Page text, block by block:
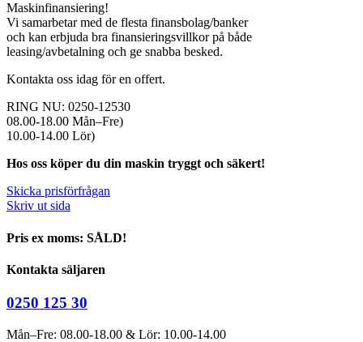
Maskinfinansiering!
Vi samarbetar med de flesta finansbolag/banker
och kan erbjuda bra finansieringsvillkor på både
leasing/avbetalning och ge snabba besked.
Kontakta oss idag för en offert.
RING NU: 0250-12530
08.00-18.00 Mån–Fre)
10.00-14.00 Lör)
Hos oss köper du din maskin tryggt och säkert!
Skicka prisförfrågan
Skriv ut sida
Pris ex moms: SÅLD!
Kontakta säljaren
0250 125 30
Mån–Fre: 08.00-18.00 & Lör: 10.00-14.00